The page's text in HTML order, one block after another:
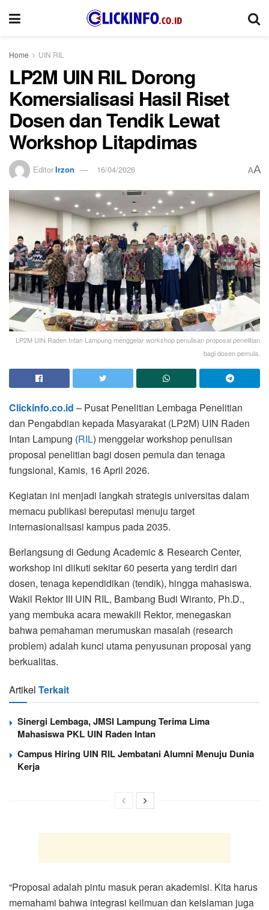
Home UIN RIL
LP2M UIN RIL Dorong
Komersialisasi Hasil Riset
Dosen dan Tendik Lewat
Workshop Litapdimas
EditorIrzon 16/04/2026 AA
LP2M UIN Raden Intan Lampung menggelar workshop penulisan proposal penelitian
bagi dosen pemula.
Clickinfo.co.id – Pusat Penelitian Lembaga Penelitian
dan Pengabdian kepada Masyarakat (LP2M) UIN Raden
Intan Lampung (RIL) menggelar workshop penulisan
proposal penelitian bagi dosen pemula dan tenaga
fungsional, Kamis, 16 April 2026.
Kegiatan ini menjadi langkah strategis universitas dalam
memacu publikasi bereputasi menuju target
internasionalisasi kampus pada 2035.
Berlangsung di Gedung Academic & Research Center,
workshop ini diikuti sekitar 60 peserta yang terdiri dari
dosen, tenaga kependidikan (tendik), hingga mahasiswa.
Wakil Rektor III UIN RIL, Bambang Budi Wiranto, Ph.D.,
yang membuka acara mewakili Rektor, menegaskan
bahwa pemahaman merumuskan masalah (research
problem) adalah kunci utama penyusunan proposal yang
berkualitas.
Artikel Terkait
Sinergi Lembaga, JMSI Lampung Terima Lima
Mahasiswa PKL UIN Raden Intan
Campus Hiring UIN RIL Jembatani Alumni Menuju Dunia
Kerja
“Proposal adalah pintu masuk peran akademisi. Kita harus
memahami bahwa integrasi keilmuan dan keislaman juga